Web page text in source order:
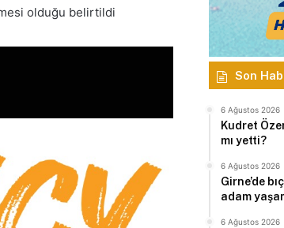
olduğu belirtildi
Son
6 Ağustos 2026
Kudret
mı yetti?
6 Ağustos 2026
Girne’de
adam
6 Ağustos 2026